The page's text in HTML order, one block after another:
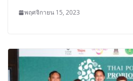
พฤศจิกายน 15, 2023